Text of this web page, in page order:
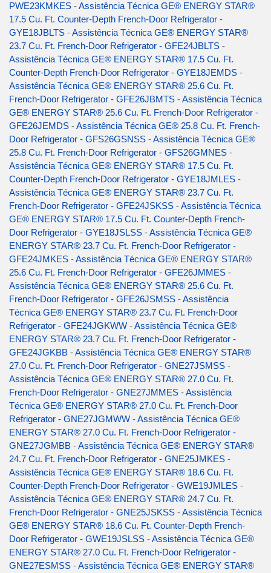
PWE23KMKES -Assistência Técnica GE® ENERGY STAR®
17.5 Cu. Ft. Counter-Depth French-Door Refrigerator -
GYE18JBLTS -Assistência Técnica GE® ENERGY STAR®
23.7 Cu. Ft. French-Door Refrigerator - GFE24JBLTS -
Assistência Técnica GE® ENERGY STAR® 17.5 Cu. Ft.
Counter-Depth French-Door Refrigerator - GYE18JEMDS -
Assistência Técnica GE® ENERGY STAR® 25.6 Cu. Ft.
French-Door Refrigerator - GFE26JBMTS -Assistência Técnica
GE® ENERGY STAR® 25.6 Cu. Ft. French-Door Refrigerator -
GFE26JEMDS -Assistência Técnica GE® 25.8 Cu. Ft. French-
Door Refrigerator - GFS26GSNSS -Assistência Técnica GE®
25.8 Cu. Ft. French-Door Refrigerator - GFS26GMNES -
Assistência Técnica GE® ENERGY STAR® 17.5 Cu. Ft.
Counter-Depth French-Door Refrigerator - GYE18JMLES -
Assistência Técnica GE® ENERGY STAR® 23.7 Cu. Ft.
French-Door Refrigerator - GFE24JSKSS -Assistência Técnica
GE® ENERGY STAR® 17.5 Cu. Ft. Counter-Depth French-
Door Refrigerator - GYE18JSLSS -Assistência Técnica GE®
ENERGY STAR® 23.7 Cu. Ft. French-Door Refrigerator -
GFE24JMKES -Assistência Técnica GE® ENERGY STAR®
25.6 Cu. Ft. French-Door Refrigerator - GFE26JMMES -
Assistência Técnica GE® ENERGY STAR® 25.6 Cu. Ft.
French-Door Refrigerator - GFE26JSMSS -Assistência
Técnica GE® ENERGY STAR® 23.7 Cu. Ft. French-Door
Refrigerator - GFE24JGKWW -Assistência Técnica GE®
ENERGY STAR® 23.7 Cu. Ft. French-Door Refrigerator -
GFE24JGKBB -Assistência Técnica GE® ENERGY STAR®
27.0 Cu. Ft. French-Door Refrigerator - GNE27JSMSS -
Assistência Técnica GE® ENERGY STAR® 27.0 Cu. Ft.
French-Door Refrigerator - GNE27JMMES -Assistência
Técnica GE® ENERGY STAR® 27.0 Cu. Ft. French-Door
Refrigerator - GNE27JGMWW -Assistência Técnica GE®
ENERGY STAR® 27.0 Cu. Ft. French-Door Refrigerator -
GNE27JGMBB -Assistência Técnica GE® ENERGY STAR®
24.7 Cu. Ft. French-Door Refrigerator - GNE25JMKES -
Assistência Técnica GE® ENERGY STAR® 18.6 Cu. Ft.
Counter-Depth French-Door Refrigerator - GWE19JMLES -
Assistência Técnica GE® ENERGY STAR® 24.7 Cu. Ft.
French-Door Refrigerator - GNE25JSKSS -Assistência Técnica
GE® ENERGY STAR® 18.6 Cu. Ft. Counter-Depth French-
Door Refrigerator - GWE19JSLSS -Assistência Técnica GE®
ENERGY STAR® 27.0 Cu. Ft. French-Door Refrigerator -
GNE27ESMSS -Assistência Técnica GE® ENERGY STAR®